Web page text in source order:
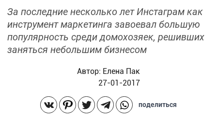
За последние несколько лет Инстаграм как
инструмент маркетинга завоевал большую
популярность среди домохозяек, решивших
заняться небольшим бизнесом
поделиться
Автор: Елена Пак
27-01-2017